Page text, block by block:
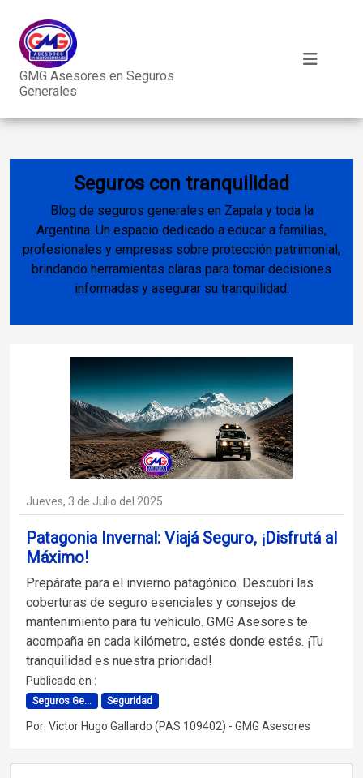
GMG Asesores en Seguros
Generales
Seguros con tranquilidad
Blog de seguros generales en Zapala y toda la
Argentina. Un espacio dedicado a educar a familias,
profesionales y empresas sobre protección patrimonial,
brindando herramientas claras para tomar decisiones
informadas y asegurar su tranquilidad.
Jueves, 3 de Julio del 2025
Patagonia Invernal: Viajá Seguro, ¡Disfrutá al
Máximo!
Prepárate para el invierno patagónico. Descubrí las
coberturas de seguro esenciales y consejos de
mantenimiento para tu vehículo. GMG Asesores te
acompaña en cada kilómetro, estés donde estés. ¡Tu
tranquilidad es nuestra prioridad!
Publicado en :
Seguros Ge... Seguridad
Por: Victor Hugo Gallardo (PAS 109402) - GMG Asesores